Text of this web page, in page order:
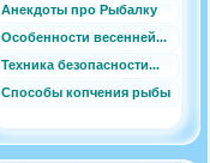
Анекдоты про Рыбалку
Особенности весенней...
Техника безопасности...
Способы копчения рыбы